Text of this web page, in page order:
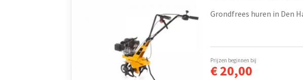
Grondfrees huren in Den
€20,00
Prijzen beginnen bij